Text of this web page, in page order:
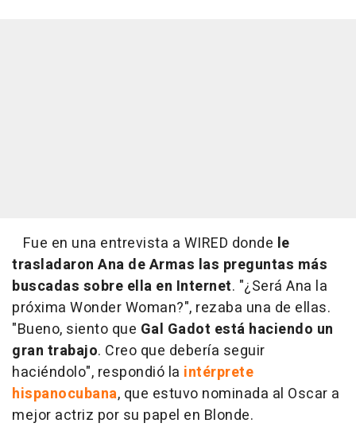
Fue en una entrevista a WIRED donde le
trasladaron Ana de Armas las preguntas más
buscadas sobre ella en Internet. "¿Será Ana la
próxima Wonder Woman?", rezaba una de ellas.
"Bueno, siento que Gal Gadot está haciendo un
gran trabajo. Creo que debería seguir
haciéndolo", respondió la intérprete
hispanocubana, que estuvo nominada al Oscar a
mejor actriz por su papel en Blonde.